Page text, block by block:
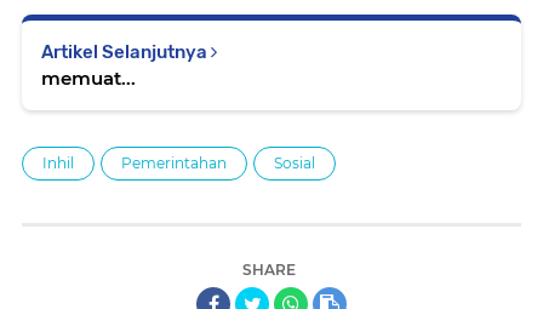
Artikel Selanjutnya
memuat...
Inhil Pemerintahan Sosial
SHARE